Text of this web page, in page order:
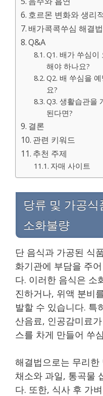
호르몬 변화와 생리
배가콕콕쑤심 해결
Q&A
Q1. 배가 쑤심이
해야 하나요?
Q2. 배 쑤심을
요?
Q3. 생활습관을
된다면?
결론
관련 키워드
추천 주제
자매 사이트
당류 및 가공
소화불량
단 음식과 가공된 식
화기관에 부담을 주
다. 이러한 음식은 소
진하거나, 위액 분비
발할 수 있습니다. 특
산음료, 인공감미료
스를 차게 만들어 쑤
해결법으로는 무리
채소와 과일, 통곡물
다. 또한, 식사 후 가